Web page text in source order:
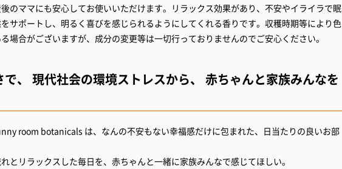
のママにも安心してお使いいただけます。リラックス効果があり、不安やイライラで眠
サポートし、明るく喜びを感じられるようにしてくれる香りです。収穫時期等により色
場合がございますが、成分の変更等は一切行っておりませんのでご安心ください。
、 現代社会の環境ストレスから、 赤ちゃんと家族みんなを
room botanicals は、なんの不安もない幸福感だけに包まれた、日当たりの良いお部
とリラックスした毎日を、赤ちゃんと一緒に家族みんなで感じてほしい。